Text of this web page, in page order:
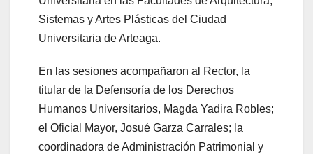
Sistemas y Artes Plásticas del Ciudad
Universitaria de Arteaga.
En las sesiones acompañaron al Rector, la
titular de la Defensoría de los Derechos
Humanos Universitarios, Magda Yadira Robles;
el Oficial Mayor, Josué Garza Carrales; la
coordinadora de Administración Patrimonial y